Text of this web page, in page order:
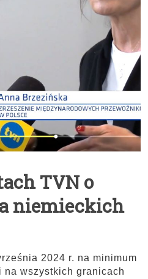
TVN o
niemieckich
2024 r. na minimum
wszystkich granicach